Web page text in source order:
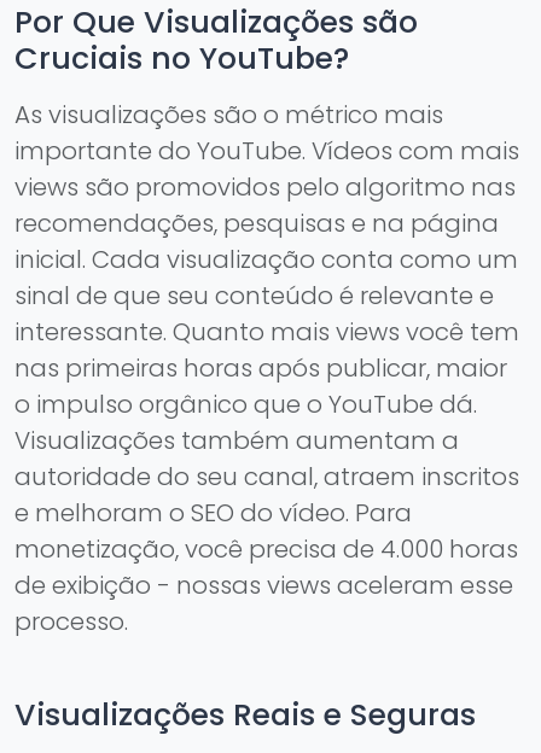
Por Que Visualizações são
Cruciais no YouTube?
As visualizações são o métrico mais
importante do YouTube. Vídeos com mais
views são promovidos pelo algoritmo nas
recomendações, pesquisas e na página
inicial. Cada visualização conta como um
sinal de que seu conteúdo é relevante e
interessante. Quanto mais views você tem
nas primeiras horas após publicar, maior
o impulso orgânico que o YouTube dá.
Visualizações também aumentam a
autoridade do seu canal, atraem inscritos
e melhoram o SEO do vídeo. Para
monetização, você precisa de 4.000 horas
de exibição - nossas views aceleram esse
processo.
Visualizações Reais e Seguras